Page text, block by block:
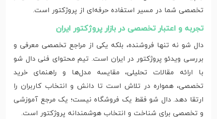
تخصصی شما در مسیر استفاده حرفه‌ای از پروژکتور است.
تجربه و اعتبار تخصصی در بازار پروژکتور ایران
دال شو نه‌ تنها فروشنده، بلکه یکی از مراجع تخصصی معرفی و
بررسی ویدئو پروژکتور در ایران است. تیم محتوای فنی دال شو
با ارائه‌ مقالات تحلیلی، مقایسه مدل‌ها و راهنمای خرید
تخصصی، همواره در تلاش است تا دانش و انتخاب کاربران را
ارتقا دهد. دال شو فقط یک فروشگاه نیست؛ یک مرجع آموزشی
و تخصصی برای شناخت و انتخاب هوشمندانه‌ پروژکتور است.